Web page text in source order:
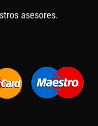
asesores.